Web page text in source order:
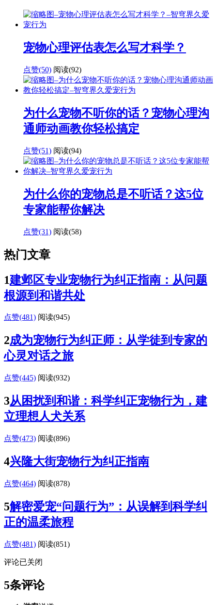
宠物心理评估表怎么写才科学？
点赞(50) 阅读(92)
为什么宠物不听你的话？宠物心理沟
通师动画教你轻松搞定
点赞(51) 阅读(94)
为什么你的宠物总是不听话？这5位
专家能帮你解决
点赞(31) 阅读(58)
热门文章
1建邺区专业宠物行为纠正指南：从问题
根源到和谐共处
点赞(481) 阅读(945)
2成为宠物行为纠正师：从学徒到专家的
心灵对话之旅
点赞(445) 阅读(932)
3从困扰到和谐：科学纠正宠物行为，建
立理想人犬关系
点赞(473) 阅读(896)
4兴隆大街宠物行为纠正指南
点赞(464) 阅读(878)
5解密爱宠“问题行为”：从误解到科学纠
正的温柔旅程
点赞(481) 阅读(851)
评论已关闭
5条评论